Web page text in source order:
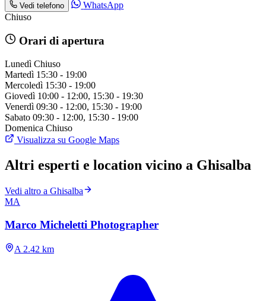
Vedi telefono
WhatsApp
Chiuso
Orari di apertura
Lunedì Chiuso
Martedì 15:30 - 19:00
Mercoledì 15:30 - 19:00
Giovedì 10:00 - 12:00, 15:30 - 19:30
Venerdì 09:30 - 12:00, 15:30 - 19:00
Sabato 09:30 - 12:00, 15:30 - 19:00
Domenica Chiuso
Visualizza su Google Maps
Altri esperti e location vicino a Ghisalba
Vedi altro a Ghisalba
MA
Marco Micheletti Photographer
A 2.42 km